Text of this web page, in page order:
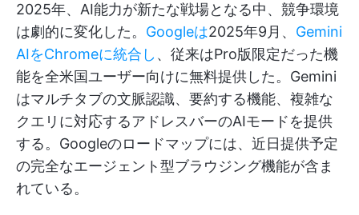
2025年、AI能力が新たな戦場となる中、競争環境
は劇的に変化した。 Googleは2025年9月、 Gemini
AIをChromeに統合し 、従来はPro版限定だった機
能を全米国ユーザー向けに無料提供した。Gemini
はマルチタブの文脈認識、要約する機能、複雑な
クエリに対応するアドレスバーのAIモードを提供
する。Googleのロードマップには、近日提供予定
の完全なエージェント型ブラウジング機能が含ま
れている。